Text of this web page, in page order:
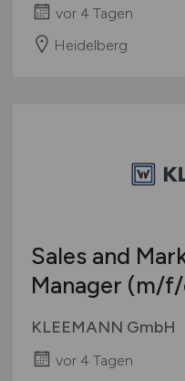
vor 4 Tagen
Heidelberg
Sales and
Manager (m/
KLEEMANN GmbH
vor 4 Tagen